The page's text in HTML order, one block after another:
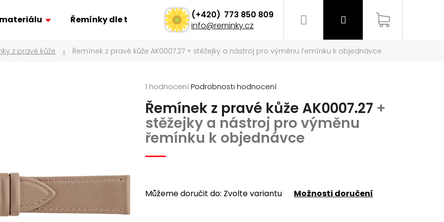
Řemínky dle typu Ostatní
info@reminky.cz
773 850 809 PřihlášeníNákupní
z pravé kůže Řemínek z pravé kůže AK0007.27 + stěžejky a nástroj pro výměnu řemínku k objednávce
Průměrné
produktu
je
5,0
z
5
hvězdiček.
1 hodnoceníPodrobnosti hodnocení
Řemínek z pravé kůže AK0007.27 +
stěžejky a nástroj pro výměnu
řemínku k objednávce
Můžeme doručit do: Zvolte variantu Možnosti doručení
Co potřebujete najít?
Hledat
Z PRAVÉ KŮŽE AK0701.01
Kč